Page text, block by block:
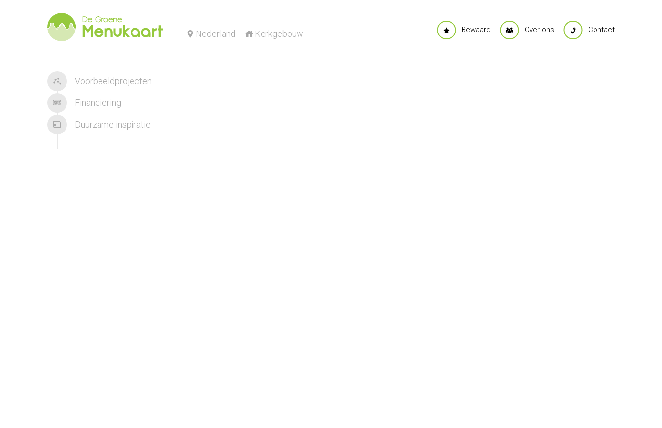
Nederland Kerkgebouw Bewaard Over ons Contact
Voorbeeldprojecten
Financiering
Duurzame inspiratie